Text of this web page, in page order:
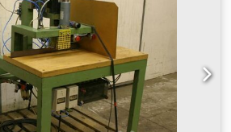
Tiefe des Bohrens die Möglichkeit
nach großen Renovierung .Neue
Mehrwertsteuer Rechnung
kann zusätzlich mit Linealen
Bohrköpfe von jedem Abstand
Credpfst Ndznox Agksf